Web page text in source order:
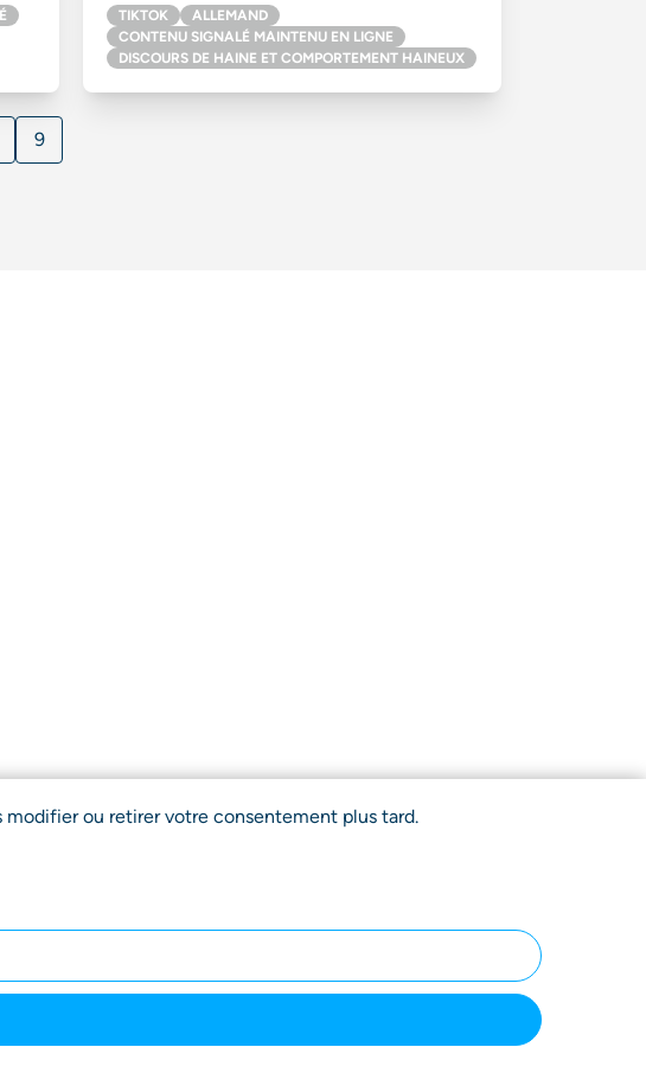
TIKTOK
ALLEMAND
CONTENU SIGNALÉ MAINTENU EN LIGNE
DISCOURS DE HAINE ET COMPORTEMENT HAINEUX
9
Mentions
légales
modifier ou retirer votre consentement plus tard.